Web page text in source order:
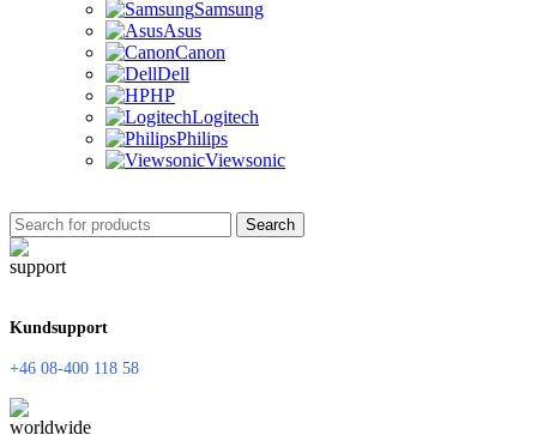
Samsung
Asus
Canon
Dell
HP
Logitech
Philips
Viewsonic
Search
Kundsupport
+46 08-400 118 58